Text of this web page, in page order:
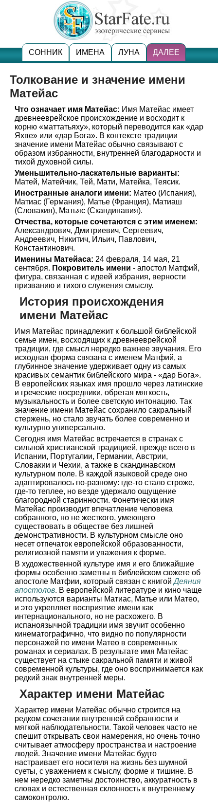
СОННИК ИМЕНА ЛУНА ДАЛЕЕ
Толкование и значение имени
Матейас
Что означает имя Матейас: Имя Матейас имеет
древнееврейское происхождение и восходит к
корню «маттатьяху», который переводится как «дар
Яхве» или «дар Бога». В контексте традиции
значение имени Матейас обычно связывают с
образом избранности, внутренней благодарности и
тихой духовной силы.
Уменьшительно-ласкательные варианты:
Матей, Матейчик, Тей, Мати, Матейка, Теясик.
Иностранные аналоги имени: Матео (Испания),
Матиас (Германия), Матье (Франция), Матиаш
(Словакия), Матьяс (Скандинавия).
Отчества, которые сочетаются с этим именем:
Александрович, Дмитриевич, Сергеевич,
Андреевич, Никитич, Ильич, Павлович,
Константинович.
Именины Матейаса: 24 февраля, 14 мая, 21
сентября. Покровитель имени - апостол Матфий,
фигура, связанная с идеей избрания, верности
призванию и тихого служения смыслу.
История происхождения
имени Матейас
Имя Матейас принадлежит к большой библейской
семье имен, восходящих к древнееврейской
традиции, где смысл нередко важнее звучания. Его
исходная форма связана с именем Матфий, а
глубинное значение удерживает одну из самых
красивых семантик библейского мира - «дар Бога».
В европейских языках имя прошло через латинские
и греческие посредники, обретая мягкость,
музыкальность и более светскую интонацию. Так
значение имени Матейас сохранило сакральный
стержень, но стало звучать более современно и
культурно универсально.
Сегодня имя Матейас встречается в странах с
сильной христианской традицией, прежде всего в
Испании, Португалии, Германии, Австрии,
Словакии и Чехии, а также в скандинавском
культурном поле. В каждой языковой среде оно
адаптировалось по-разному: где-то стало строже,
где-то теплее, но везде удержало ощущение
благородной старинности. Фонетически имя
Матейас производит впечатление человека
собранного, но не жесткого, умеющего
существовать в обществе без лишней
демонстративности. В культурном смысле оно
несет отпечаток европейской образованности,
религиозной памяти и уважения к форме.
В художественной культуре имя и его ближайшие
формы особенно заметны в библейском сюжете об
апостоле Матфии, который связан с книгойДеяния
апостолов. В европейской литературе и кино чаще
используются варианты Матиас, Матье или Матео,
и это укрепляет восприятие имени как
интернационального, но не расхожего. В
испаноязычной традиции имя звучит особенно
кинематографично, что видно по популярности
персонажей по имени Матео в современных
романах и сериалах. В результате имя Матейас
существует на стыке сакральной памяти и живой
современной культуры, где оно воспринимается как
редкий знак внутренней меры.
Характер имени Матейас
Характер имени Матейас обычно строится на
редком сочетании внутренней собранности и
мягкой наблюдательности. Такой человек часто не
спешит открывать свои намерения, но очень точно
считывает атмосферу пространства и настроение
людей. Значение имени Матейас будто
настраивает его носителя на жизнь без шумной
суеты, с уважением к смыслу, форме и тишине. В
нем нередко заметны достоинство, аккуратность в
словах и естественная склонность к внутреннему
самоконтролю.